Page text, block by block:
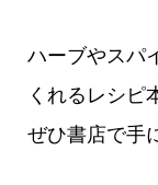
ハーブやスパ
くれるレシピ
ぜひ書店で手